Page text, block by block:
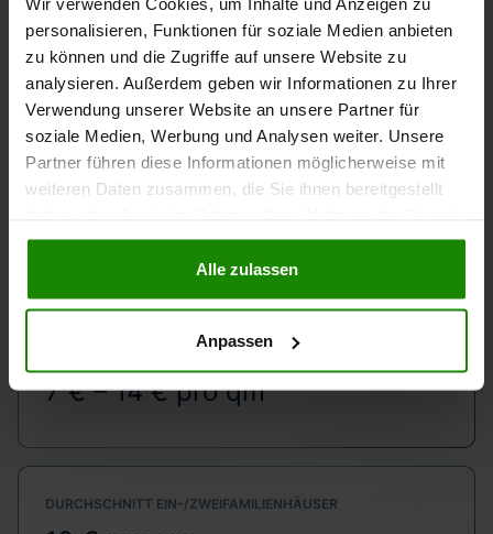
personalisieren, Funktionen für soziale Medien anbieten
zu können und die Zugriffe auf unsere Website zu
analysieren. Außerdem geben wir Informationen zu Ihrer
Verwendung unserer Website an unsere Partner für
soziale Medien, Werbung und Analysen weiter. Unsere
Partner führen diese Informationen möglicherweise mit
weiteren Daten zusammen, die Sie ihnen bereitgestellt
gesammelt haben.
Alle zulassen
Anpassen
Eigentumsoption für Teile der Nachfrage verschließen,
dürfte der Druck auf den Mietmarkt weiter anhalten. Eine
deutliche Entspannung ist ohne signifikante
Neubauaktivität nicht in Sicht.
4. Wohnungen zur
7 € – 14 € pro qm
DURCHSCHNITT EIN-/ZWEIFAMILIENHÄUSER